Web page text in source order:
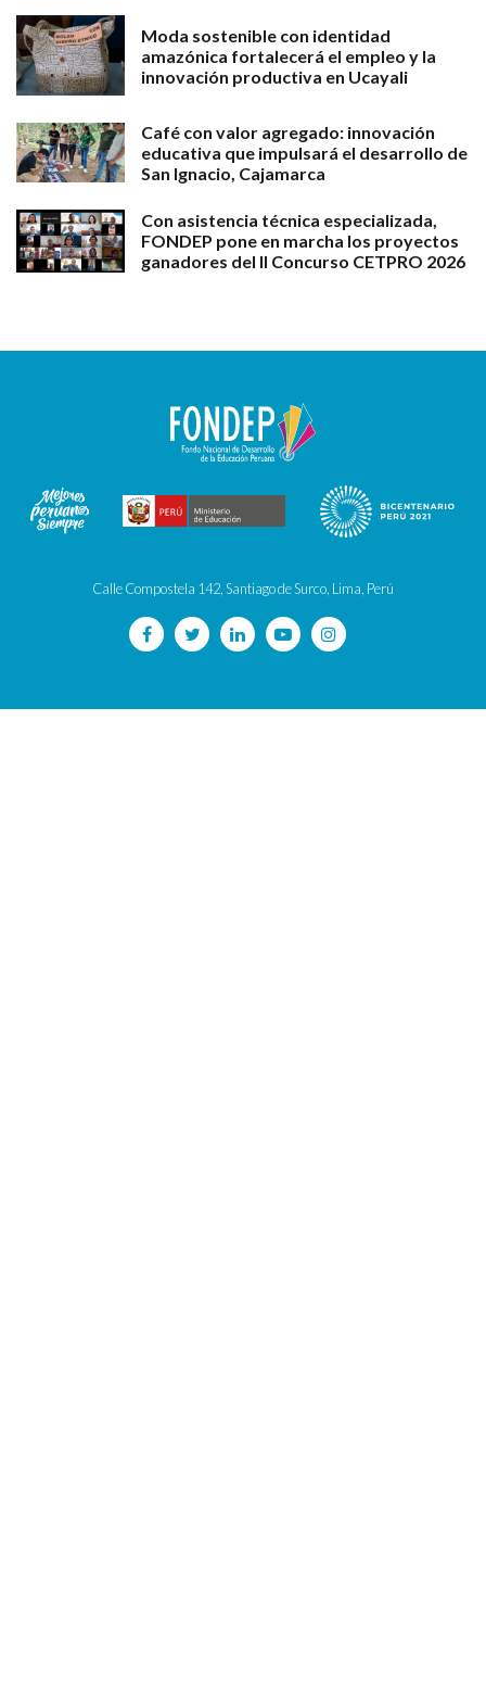
Moda sostenible con identidad
amazónica fortalecerá el empleo y la
innovación productiva en Ucayali
Café con valor agregado: innovación
educativa que impulsará el desarrollo de
San Ignacio, Cajamarca
Con asistencia técnica especializada,
FONDEP pone en marcha los proyectos
ganadores del II Concurso CETPRO 2026
Calle Compostela 142, Santiago de Surco, Lima, Perú